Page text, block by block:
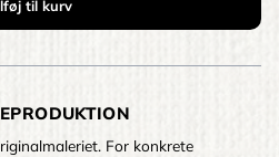
For konkrete